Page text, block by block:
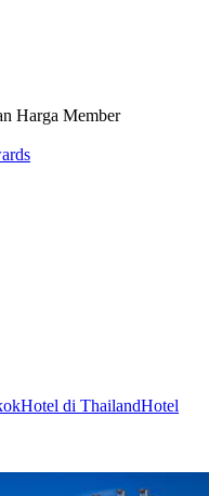
Harga Member
Hotel di ThailandHotel